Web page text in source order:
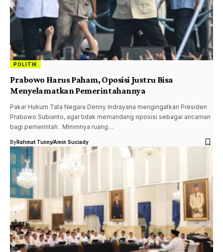
POLITIK
Prabowo Harus Paham, Oposisi Justru Bisa
Menyelamatkan Pemerintahannya
Pakar Hukum Tata Negara Denny Indrayana mengingatkan Presiden
Prabowo Subianto, agar tidak memandang oposisi sebagai ancaman
bagi pemerintah. Minimnya ruang…
ByRahmat TunnyAmin Suciady